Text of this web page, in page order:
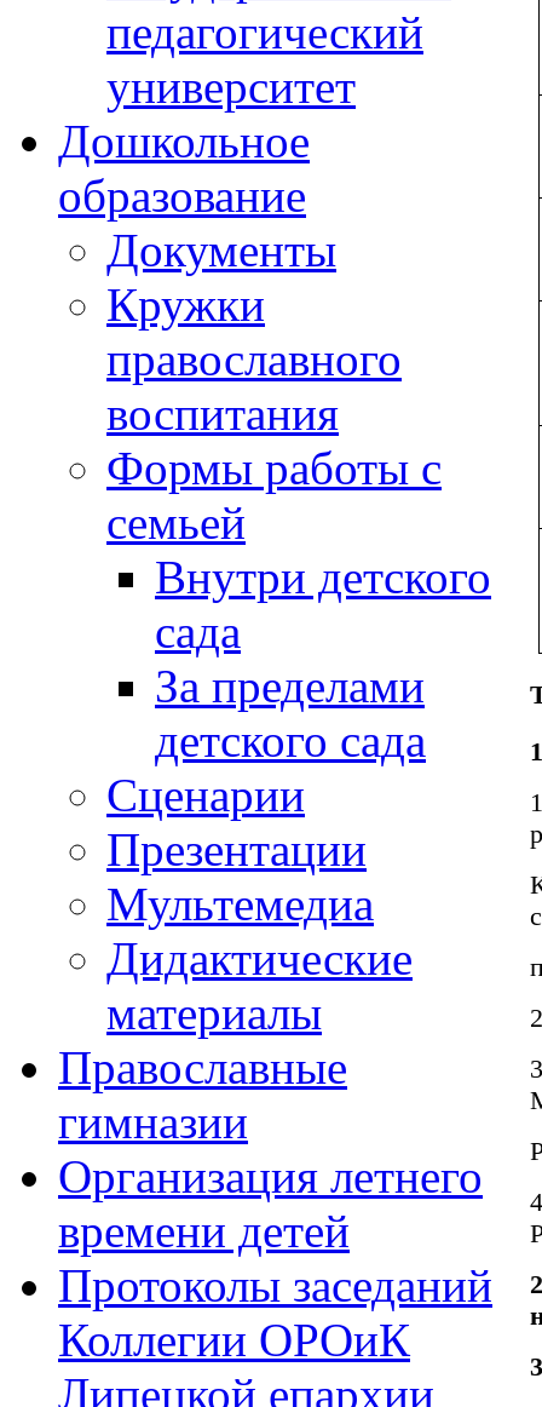
педагогический
университет
Дошкольное
образование
Документы
Кружки
православного
воспитания
Формы работы с
семьей
Внутри детского
сада
За пределами
детского сада
Сценарии
Презентации
Мультемедиа
Дидактические
материалы
Православные
гимназии
Организация летнего
времени детей
Протоколы заседаний
Коллегии ОРОиК
Липецкой епархии